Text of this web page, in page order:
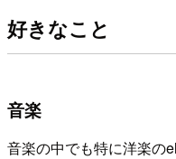
好きなこと
音楽
音楽の中でも特に洋楽の